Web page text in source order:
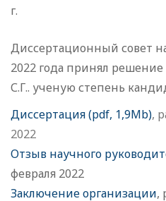
г.
Диссертационный совет
2022 года принял
С.Г.. ученую степень
Диссертация (pdf, 1,9Mb),
2022
Отзыв научного
февраля 2022
Заключение организации,